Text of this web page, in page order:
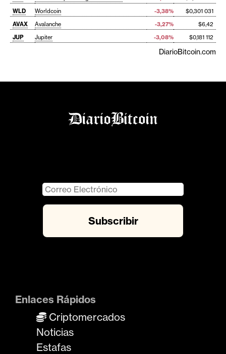
WLD
Worldcoin -3,38%
$0,301 031
AVAX
Avalanche -3,27%
$6,42
JUP
Jupiter -3,08% $0,181 112
DiarioBitcoin.com
Enlaces Rápidos
Criptomercados
Noticias
Estafas